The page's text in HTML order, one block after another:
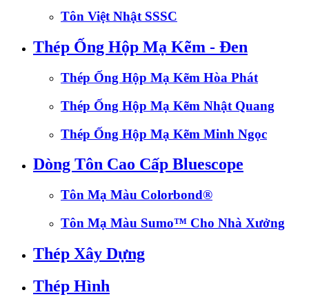
Tôn Việt Nhật SSSC
Thép Ống Hộp Mạ Kẽm - Đen
Thép Ống Hộp Mạ Kẽm Hòa Phát
Thép Ống Hộp Mạ Kẽm Nhật Quang
Thép Ống Hộp Mạ Kẽm Minh Ngọc
Dòng Tôn Cao Cấp Bluescope
Tôn Mạ Màu Colorbond®
Tôn Mạ Màu Sumo™ Cho Nhà Xưởng
Thép Xây Dựng
Thép Hình